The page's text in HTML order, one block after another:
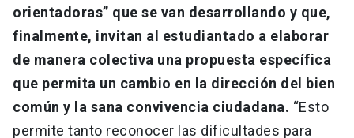
orientadoras” que se van desarrollando y que,
finalmente, invitan al estudiantado a elaborar
de manera colectiva una propuesta específica
que permita un cambio en la dirección del bien
común y la sana convivencia ciudadana. “Esto
permite tanto reconocer las dificultades para